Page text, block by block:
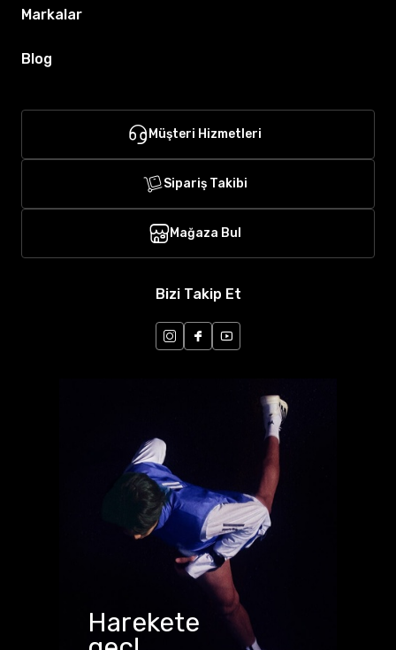
Markalar
Blog
Müşteri Hizmetleri
Sipariş Takibi
Mağaza Bul
Bizi Takip Et
Harekete